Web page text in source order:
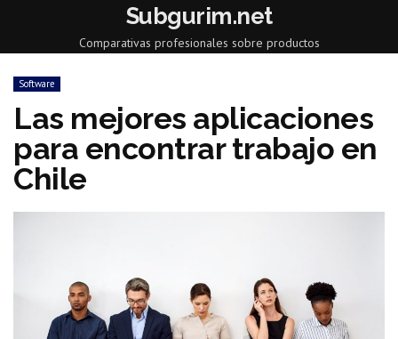
Subgurim.net
Comparativas profesionales sobre productos
Software
Las mejores aplicaciones
para encontrar trabajo en
Chile